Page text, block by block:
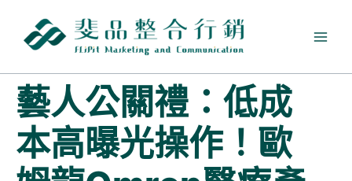
內
藝人公關禮：低成
本高曝光操作！歐